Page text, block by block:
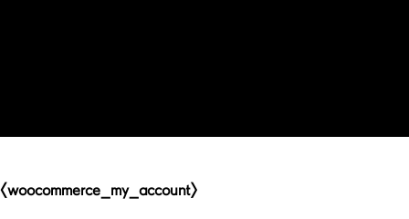
[woocommerce_my_account]